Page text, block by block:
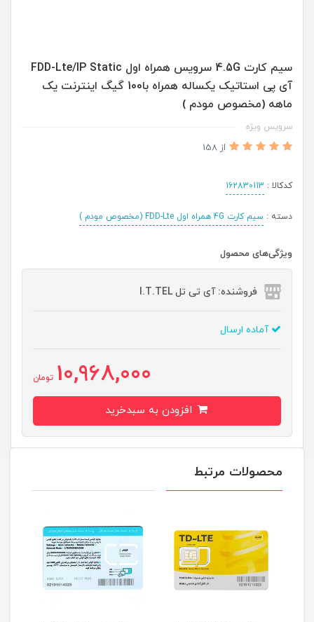
سیم کارت 4.5G سرویس همراه اول FDD-Lte/IP Static
آی پی استاتیک یکساله همراه با100 گیگ اینترنت یک
ماهه (مخصوص مودم )
سرویس ویژه
از 158
کدکالا : 162830113
دسته : سیم کارت 4G همراه اول FDD-Lte (مخصوص مودم )
ویژگی‌های محصول
فروشنده: آی تی تل I.T.TEL
آماده ارسال
10,968,000 تومان
محصولات مرتبط